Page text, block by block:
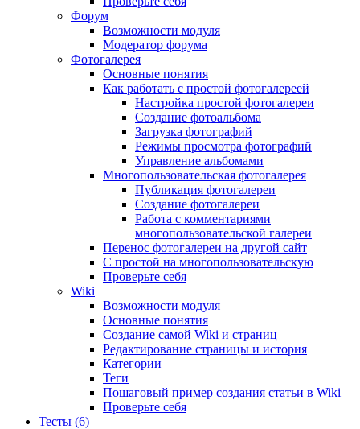
Форум
Возможности модуля
Модератор форума
Фотогалерея
Основные понятия
Как работать с простой фотогалереей
Настройка простой фотогалереи
Создание фотоальбома
Загрузка фотографий
Режимы просмотра фотографий
Управление альбомами
Многопользовательская фотогалерея
Публикация фотогалереи
Создание фотогалереи
Работа с комментариями
многопользовательской галереи
Перенос фотогалереи на другой сайт
С простой на многопользовательскую
Проверьте себя
Wiki
Возможности модуля
Основные понятия
Создание самой Wiki и страниц
Редактирование страницы и история
Категории
Теги
Пошаговый пример создания статьи в Wiki
Проверьте себя
Тесты (6)